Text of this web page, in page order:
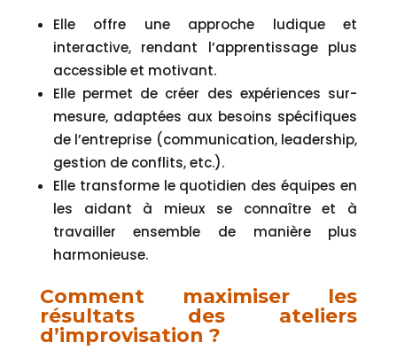
Elle offre une approche ludique et
interactive, rendant l’apprentissage plus
accessible et motivant.
Elle permet de créer des expériences sur-
mesure, adaptées aux besoins spécifiques
de l’entreprise (communication, leadership,
gestion de conflits, etc.).
Elle transforme le quotidien des équipes en
les aidant à mieux se connaître et à
travailler ensemble de manière plus
harmonieuse.
Comment maximiser les
résultats des ateliers
d’improvisation ?